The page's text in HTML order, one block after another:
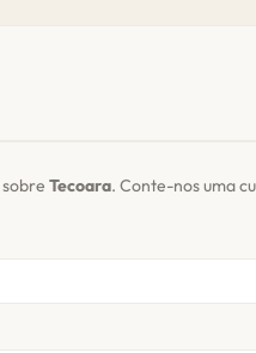
Tecoara. Conte-nos uma